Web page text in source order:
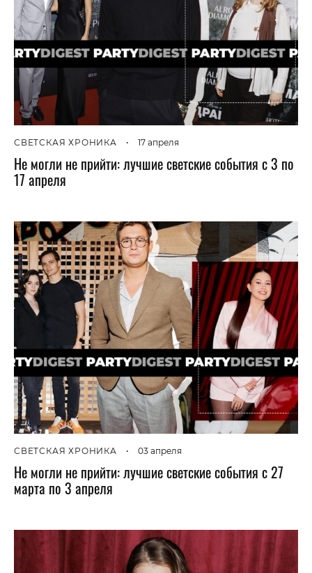
СВЕТСКАЯ ХРОНИКА • 17 апреля
Не могли не прийти: лучшие светские события с 3 по
17 апреля
СВЕТСКАЯ ХРОНИКА • 03 апреля
Не могли не прийти: лучшие светские события с 27
марта по 3 апреля